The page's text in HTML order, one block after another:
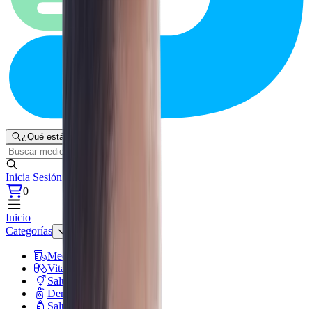
¿Qué estás buscando?
Inicia Sesión
0
Inicio
Categorías
Medicamentos
Vitaminas y suplementos
Salud sexual
Dermocosméticos
Salud de mamá y bebé